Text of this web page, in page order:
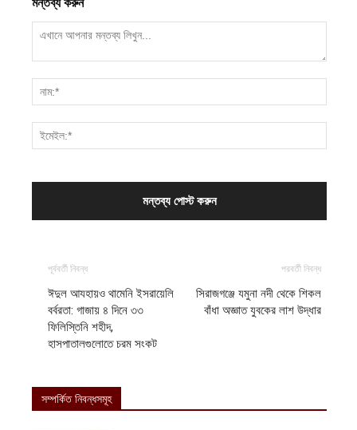
পূর্ববর্তী নিবন্ধ
ঈদুল আযহায়ও থামেনি ইসরায়েলি
বর্বরতা: গাজায় ৪ দিনে ৩৩
ফিলিস্তিনি শহীদ,
হাসপাতালগুলোতে চরম সংকট
পরবর্তী নিবন্ধ
সিরাজগঞ্জে যমুনা নদী থেকে শিকল
বাঁধা অজ্ঞাত যুবকের লাশ উদ্ধার
সম্পর্কিত নিবন্ধসমূহ